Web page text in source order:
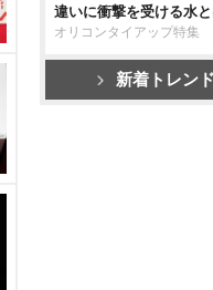
違いに衝撃を受ける水
オリコンタイアップ特集
新着トレン